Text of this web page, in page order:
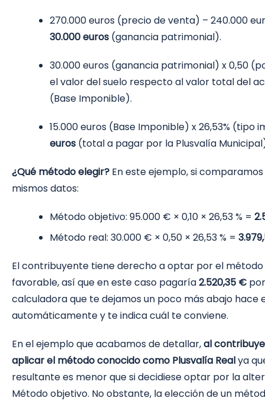
270.000 euros (precio de venta) – 240.000
30.000 euros (ganancia patrimonial).
30.000 euros (ganancia patrimonial) x 0,50
el valor del suelo respecto al valor total del
(Base Imponible).
15.000 euros (Base Imponible) x 26,53% (tipo
euros (total a pagar por la Plusvalía
¿Qué método elegir? En este ejemplo, si
mismos datos:
Método objetivo: 95.000 € × 0,10 × 26,53 % =
Método real: 30.000 € × 0,50 × 26,53 % =
El contribuyente tiene derecho a optar por el
favorable, así que en este caso pagaría2.520,35 €
calculadora que te dejamos un poco más abajo
automáticamente y te indica cuál te conviene.
En el ejemplo que acabamos de detallar,al
aplicar el método conocido como Plusvalía Realya
resultante es menor que si decidiese optar por la
Método objetivo. No obstante, la elección de un